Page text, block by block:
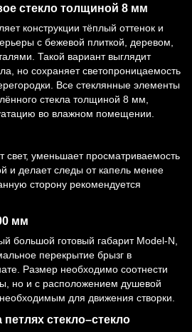
стекло толщиной 8 мм
конструкции тёплый оттенок и
с бежевой плиткой, деревом,
Такой вариант выглядит
но сохраняет светопроницаемость
Все стеклянные элементы
стекла толщиной 8 мм,
во влажном помещении.
свет, уменьшает просматриваемость
и делает следы от капель менее
сторону рекомендуется
мм
готовый габарит Model-N,
перекрытие брызг в
Размер необходимо соотнести
но и с расположением душевой
для движения створки.
стекло–стекло